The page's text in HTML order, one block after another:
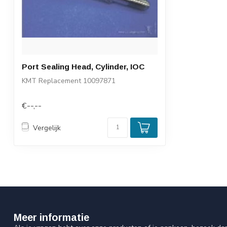
Port Sealing Head, Cylinder, IOC
KMT Replacement 10097871
€--,--
Vergelijk
Meer informatie